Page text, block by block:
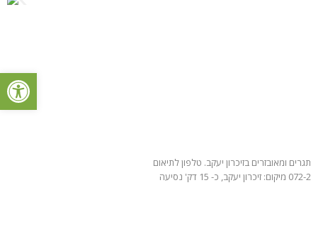
פתח
ומאובזרים בזיכרון יעקב. טלפון לתיאום
מראש: 072-2409004 מיקום: זיכרון יעקב, כ- 15 דק' נסיעה